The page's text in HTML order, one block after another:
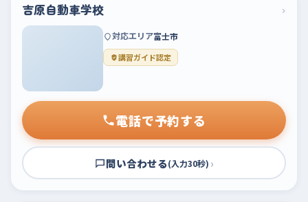
吉原自動車学校 ›
対応エリア富士市
講習ガイド認定
電話で予約する
問い合わせる(入力30秒) ›